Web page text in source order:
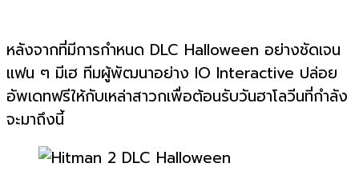
หลังจากที่มีการกำหนด DLC Halloween อย่างชัดเจน
แฟน ๆ มีเฮ ทีมผู้พัฒนาอย่าง IO Interactive ปล่อย
อัพเดทฟรีให้กับเหล่าสาวกเพื่อต้อนรับวันฮาโลวีนที่กำลัง
จะมาถึงนี้